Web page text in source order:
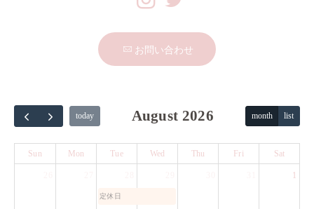
お問い合わせ
today August 2026 month list
Sun Mon Tue Wed Thu Fri Sat
定休日
1